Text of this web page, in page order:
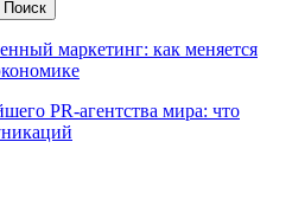
маркетинг: как меняется
PR-агентства мира: что